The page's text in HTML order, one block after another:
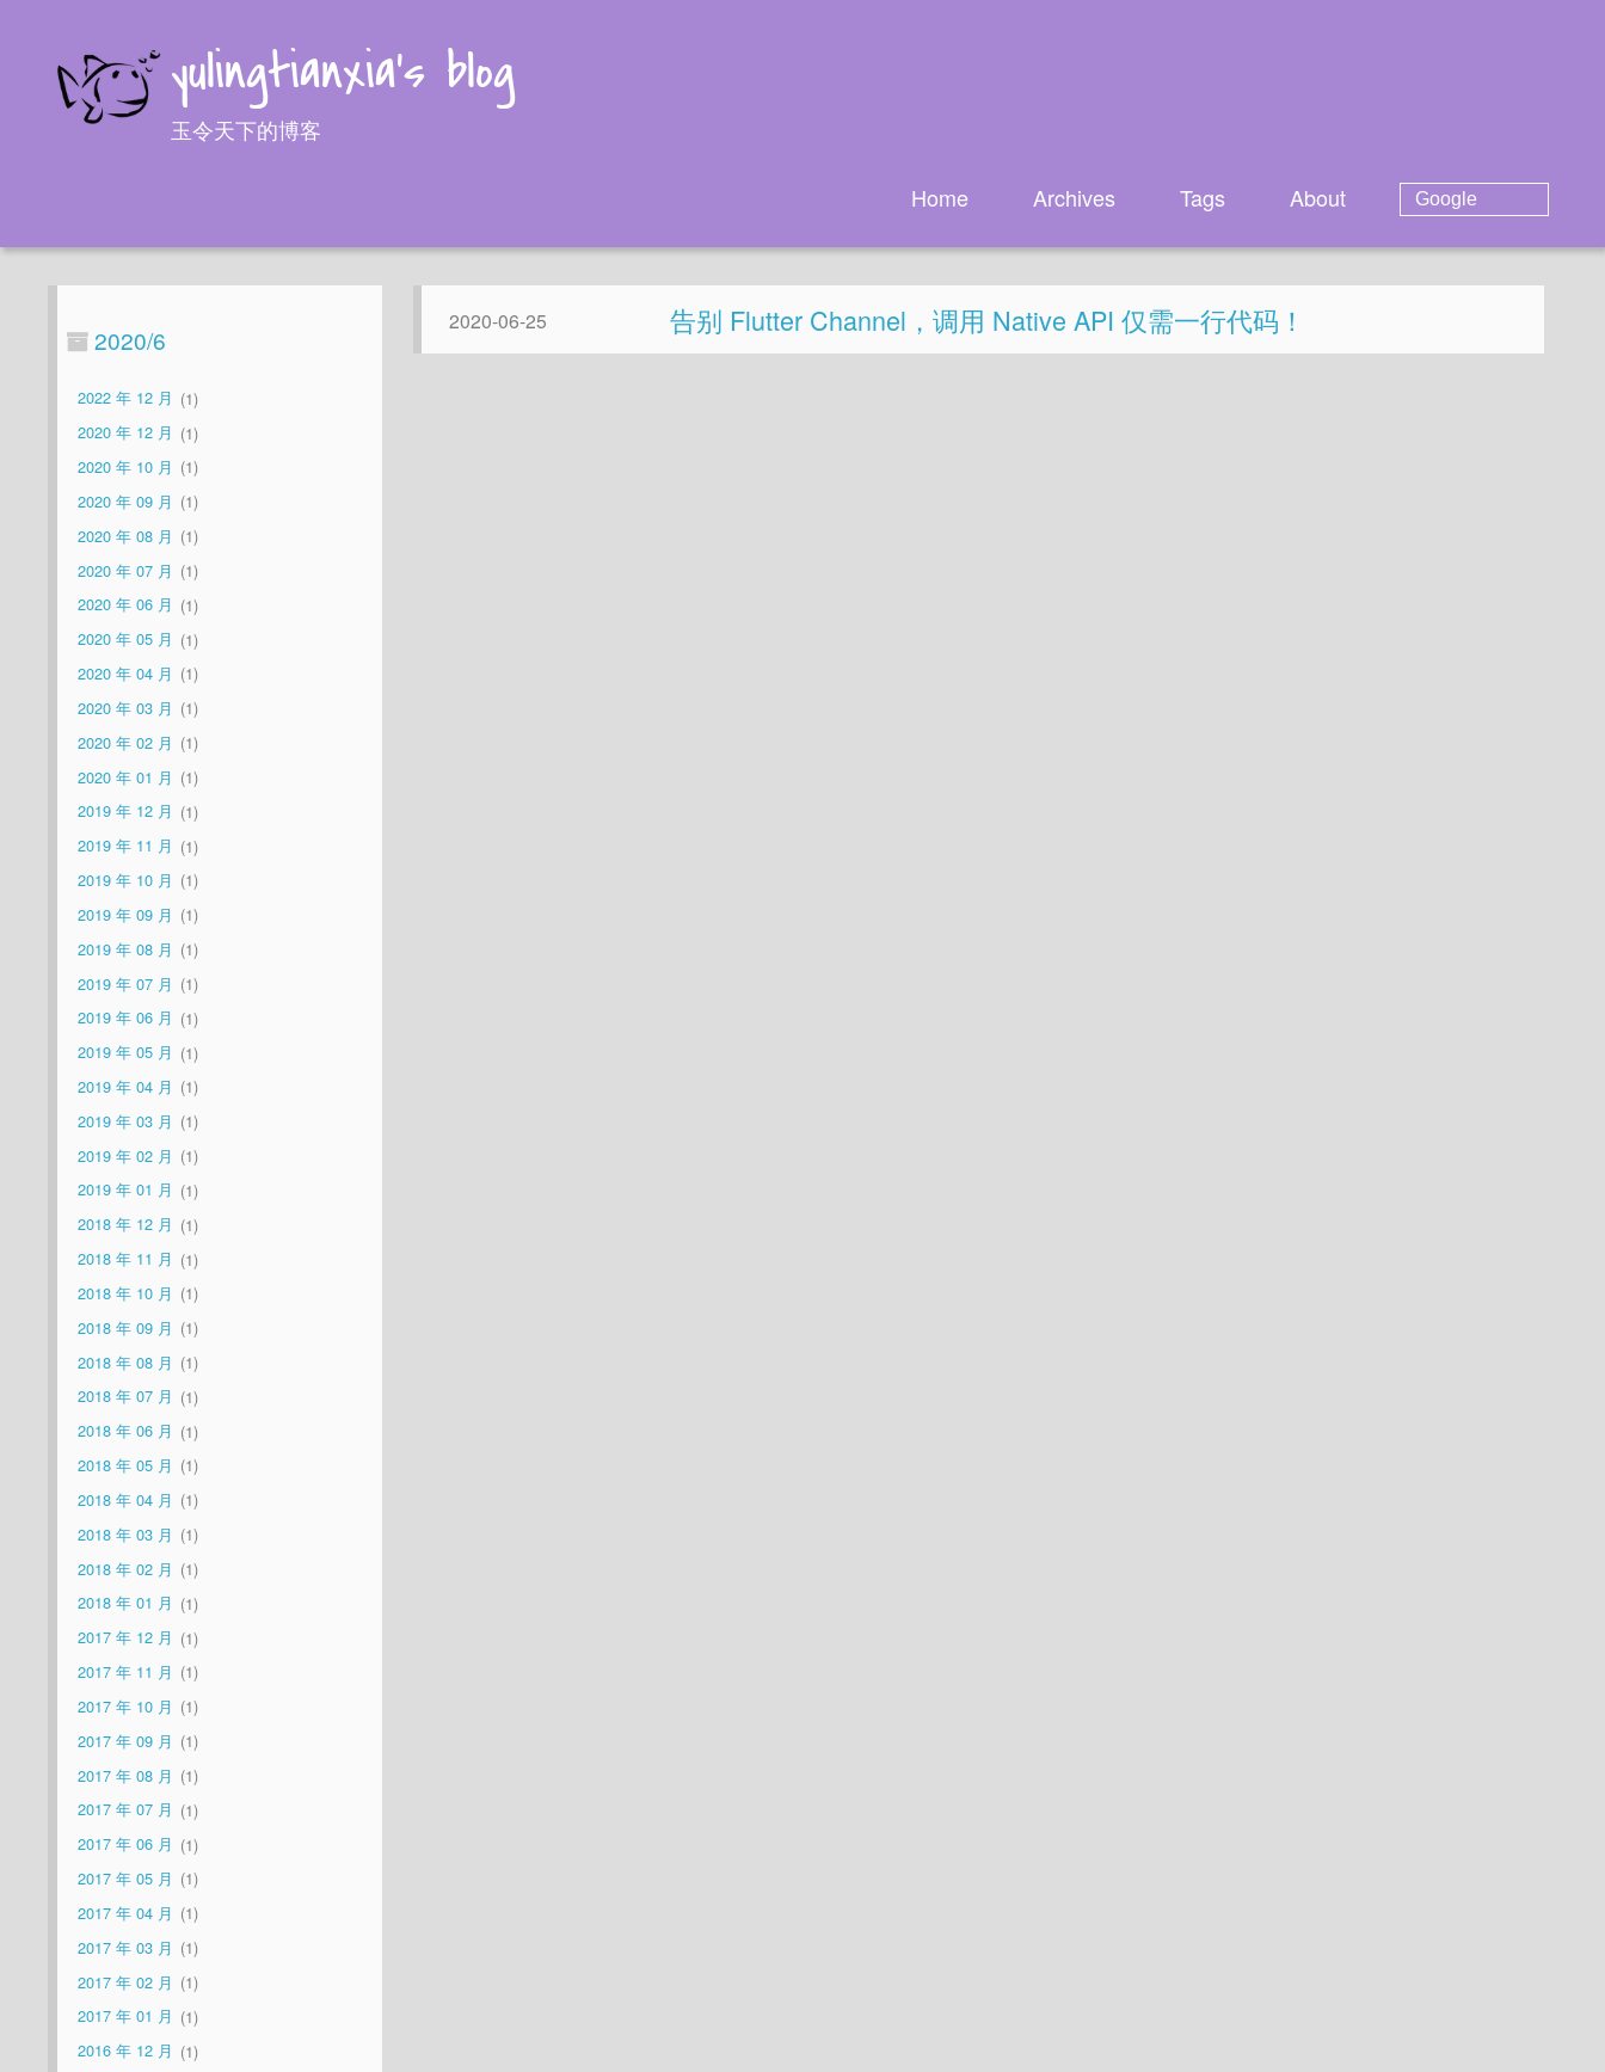
yulingtianxia's blog
玉令天下的博客
Home Archives Tags About
2020/6
2022 年 12 月
1
2020 年 12 月
1
2020 年 10 月
1
2020 年 09 月
1
2020 年 08 月
1
2020 年 07 月
1
2020 年 06 月
1
2020 年 05 月
1
2020 年 04 月
1
2020 年 03 月
1
2020 年 02 月
1
2020 年 01 月
1
2019 年 12 月
1
2019 年 11 月
1
2019 年 10 月
1
2019 年 09 月
1
2019 年 08 月
1
2019 年 07 月
1
2019 年 06 月
1
2019 年 05 月
1
2019 年 04 月
1
2019 年 03 月
1
2019 年 02 月
1
2019 年 01 月
1
2018 年 12 月
1
2018 年 11 月
1
2018 年 10 月
1
2018 年 09 月
1
2018 年 08 月
1
2018 年 07 月
1
2018 年 06 月
1
2018 年 05 月
1
2018 年 04 月
1
2018 年 03 月
1
2018 年 02 月
1
2018 年 01 月
1
2017 年 12 月
1
2017 年 11 月
1
2017 年 10 月
1
2017 年 09 月
1
2017 年 08 月
1
2017 年 07 月
1
2017 年 06 月
1
2017 年 05 月
1
2017 年 04 月
1
2017 年 03 月
1
2017 年 02 月
1
2017 年 01 月
1
2016 年 12 月
1
2020-06-25 告别 Flutter Channel，调用 Native API 仅需一行代码！